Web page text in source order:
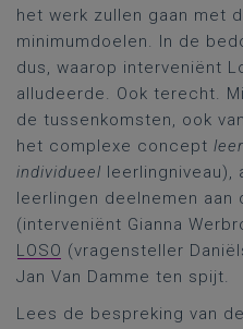
het werk zullen gaan met
minimumdoelen. In de
dus, waarop interveniënt
alludeerde. Ook terecht.
de tussenkomsten, ook
het complexe concept
individueel leerlingniveau),
leerlingen deelnemen aan
(interveniënt Gianna
LOSO (vragensteller
Jan Van Damme ten spijt.
Lees de bespreking van de